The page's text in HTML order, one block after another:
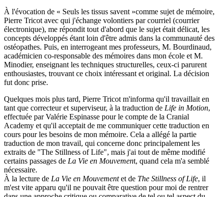
À l'évocation de « Seuls les tissus savent »comme sujet de mémoire,
Pierre Tricot avec qui j'échange volontiers par courriel (courrier
électronique), me répondit tout d'abord que le sujet était délicat, les
concepts développés étant loin d'être admis dans la communauté des
ostéopathes. Puis, en interrogeant mes professeurs, M. Bourdinaud,
académicien co-responsable des mémoires dans mon école et M.
Minodier, enseignant les techniques structurelles, ceux-ci parurent
enthousiastes, trouvant ce choix intéressant et original. La décision
fut donc prise.
Quelques mois plus tard, Pierre Tricot m'informa qu'il travaillait en
tant que correcteur et superviseur, à la traduction de Life in Motion,
effectuée par Valérie Espinasse pour le compte de la Cranial
Academy et qu'il acceptait de me communiquer cette traduction en
cours pour les besoins de mon mémoire. Cela a allégé la partie
traduction de mon travail, qui concerne donc principalement les
extraits de "The Stillness of Life", mais j'ai tout de même modifié
certains passages de La Vie en Mouvement, quand cela m'a semblé
nécessaire.
À la lecture de La Vie en Mouvementet de The Stillness of Life, il
m'est vite apparu qu'il ne pouvait être question pour moi de rentrer